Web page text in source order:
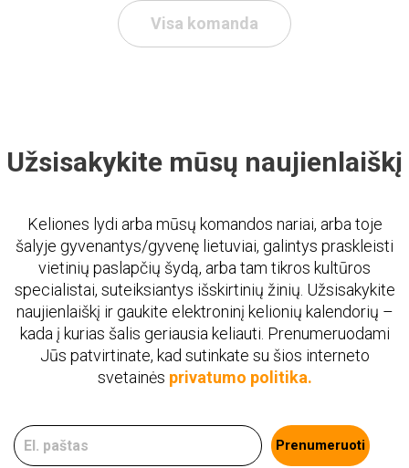
Visa komanda
Užsisakykite mūsų naujienlaiškį
Keliones lydi arba mūsų komandos nariai, arba toje
šalyje gyvenantys/gyvenę lietuviai, galintys praskleisti
vietinių paslapčių šydą, arba tam tikros kultūros
specialistai, suteiksiantys išskirtinių žinių. Užsisakykite
naujienlaiškį ir gaukite elektroninį kelionių kalendorių –
kada į kurias šalis geriausia keliauti. Prenumeruodami
Jūs patvirtinate, kad sutinkate su šios interneto
svetainės privatumo politika.
Prenumeruoti